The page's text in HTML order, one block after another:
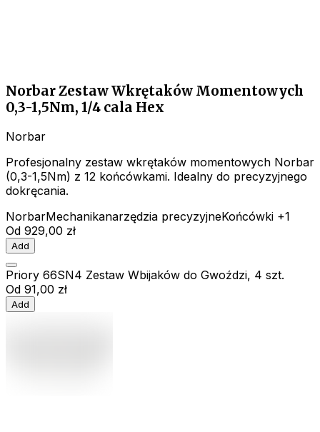
Norbar Zestaw Wkrętaków Momentowych
0,3-1,5Nm, 1/4 cala Hex
Norbar
Profesjonalny zestaw wkrętaków momentowych Norbar
(0,3-1,5Nm) z 12 końcówkami. Idealny do precyzyjnego
dokręcania.
NorbarMechanikanarzędzia precyzyjneKońcówki +1
Od 929,00 zł
Add
Priory 66SN4 Zestaw Wbijaków do Gwoździ, 4 szt.
Od 91,00 zł
Add